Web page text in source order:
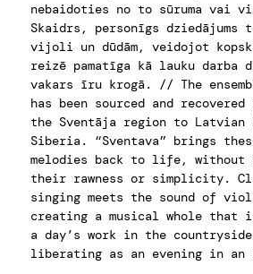
nebaidoties no to sūruma vai
Skaidrs, personīgs dziedājums
vijoli un dūdām, veidojot
reizē pamatīga kā lauku darba
vakars īru krogā. // The
has been sourced and
the Sventāja region to Latvian
Siberia. “Sventava” brings
melodies back to life, without
their rawness or simplicity.
singing meets the sound of
creating a musical whole that
a day’s work in the
liberating as an evening in an